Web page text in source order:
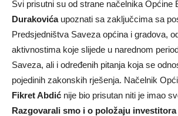
Svi prisutni su od strane načelnika Općine
Durakovićaupoznati sa zaključcima sa
Predsjedništva Saveza općina i gradova,
aktivnostima koje slijede u narednom
Saveza, ali i određenih pitanja koja se
pojedinih zakonskih rješenja. Načelnik
Fikret Abdić nije bio prisutan niti je imao
Razgovarali smo i o položaju